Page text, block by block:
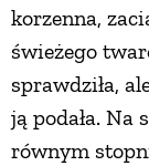
korzenna,
świeżego
sprawdziła,
ją podała. Na
równym